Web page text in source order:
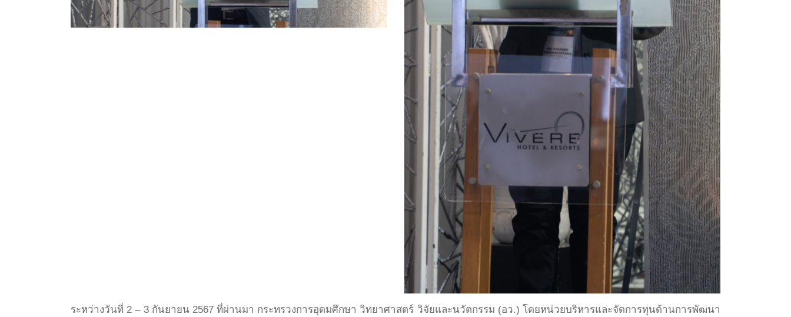
ระหว่างวันที่ 2 – 3 กันยายน 2567 ที่ผ่านมา กระทรวงการอุดมศึกษา วิทยาศาสตร์ วิจัยและนวัตกรรม (อว.) โดยหน่วยบริหารและจัดการทุนด้านการพัฒนา